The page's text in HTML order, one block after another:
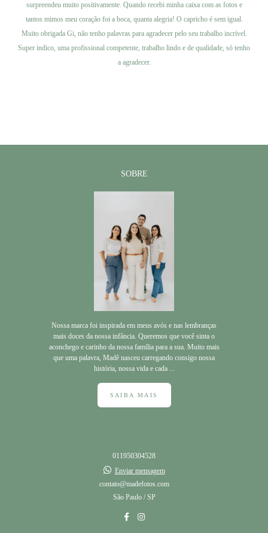
surpreendeu muito positivamente. Quando recebi minha caixa com as fotos e
tantos mimos meu coração foi a boca, quanta alegria! O capricho é sem igual.
Muito obrigada Gi, não tenho palavras para agradecer pelo seu trabalho incrível.
Super indico, uma profissional competente, trabalho lindo e de qualidade, só tenho
a agradecer.
SOBRE
Nossa marca foi inspirada em meus avós e nas lembranças
mais doces da nossa infância. Queremos que você sinta o
aconchego e carinho da nossa família para a sua. Muito mais
que uma palavra, Madê nasceu carregando consigo nossa
história, nossa vida e cada ...
SAIBA MAIS
011950304528
Enviar mensagem
contato@madefotos.com
São Paulo / SP